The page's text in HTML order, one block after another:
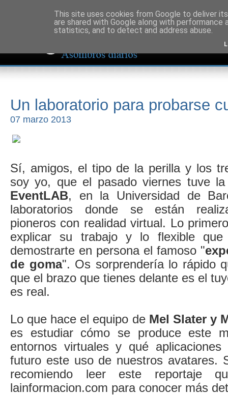
Un laboratorio para probarse
07 marzo 2013
Sí, amigos, el tipo de la perilla y los
soy yo, que el pasado viernes tuve
EventLAB, en la Universidad de
laboratorios donde se están
pioneros con realidad virtual. Lo
explicar su trabajo y lo flexible
demostrarte en persona el famoso "
de goma". Os sorprendería lo rápido
que el brazo que tienes delante es el
es real.
Lo que hace el equipo de Mel Slater y
es
estudiar cómo se produce este
entornos virtuales y qué
futuro este uso de nuestros avatares.
recomiendo leer este reportaje
lainformacion.com para conocer más
This site uses cookies from Google to deliver
are shared with Google along with
statistics, and to detect and address abuse.